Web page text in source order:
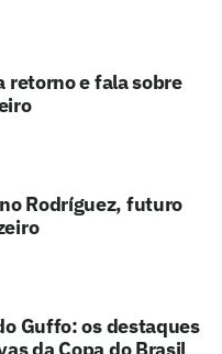
retorno e fala sobre
Rodríguez, futuro
Guffo: os destaques